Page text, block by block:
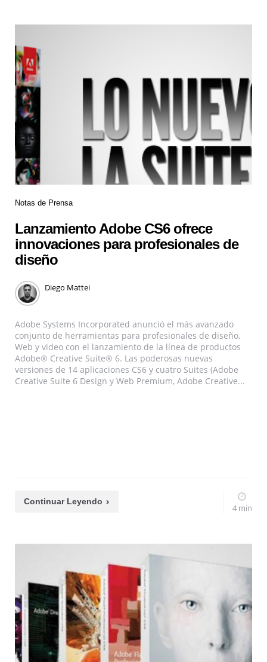
Notas de Prensa
Lanzamiento Adobe CS6 ofrece
innovaciones para profesionales de
diseño
Diego Mattei
Adobe Systems Incorporated anunció el más avanzado
conjunto de herramientas para profesionales de diseño,
Web y video con el lanzamiento de la línea de productos
Adobe® Creative Suite® 6. Las poderosas nuevas
versiones de 14 aplicaciones CS6 y cuatro Suites (Adobe
Creative Suite 6 Design y Web Premium, Adobe Creative...
Continuar Leyendo
4 min